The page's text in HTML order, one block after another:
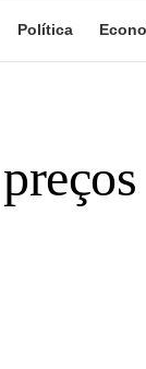
Política